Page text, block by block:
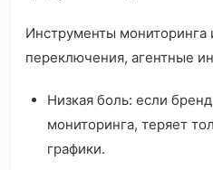
Инструменты
переключения, агентные
Низкая боль: если
мониторинга, теряет
графики.